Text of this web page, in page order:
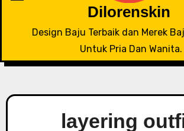
Dilorenskin
Design Baju Terbaik dan Merek
Untuk Pria Dan Wanita.
layering